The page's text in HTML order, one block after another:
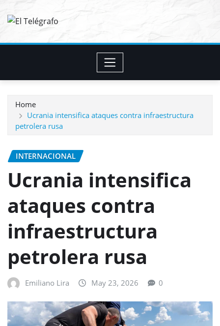
Home
Ucrania intensifica ataques contra infraestructura
petrolera rusa
INTERNACIONAL
Ucrania intensifica
ataques contra
infraestructura
petrolera rusa
Emiliano Lira May 23, 2026 0